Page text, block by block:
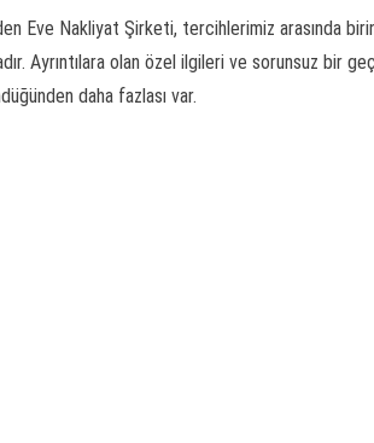
Eve Nakliyat Şirketi, tercihlerimiz arasında
Ayrıntılara olan özel ilgileri ve sorunsuz bir
daha fazlası var.